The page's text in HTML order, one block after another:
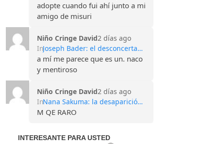
adopte cuando fui ahí junto a mi
amigo de misuri
Niño Cringe David2 días ago
In
Joseph Bader: el desconcertante caso del hombre que perdió todos sus recuerdos
a mí me parece que es un. naco
y mentiroso
Niño Cringe David2 días ago
In
Nana Sakuma: la desaparición que conmocionó Japón y sigue sin explicación
M QE RARO